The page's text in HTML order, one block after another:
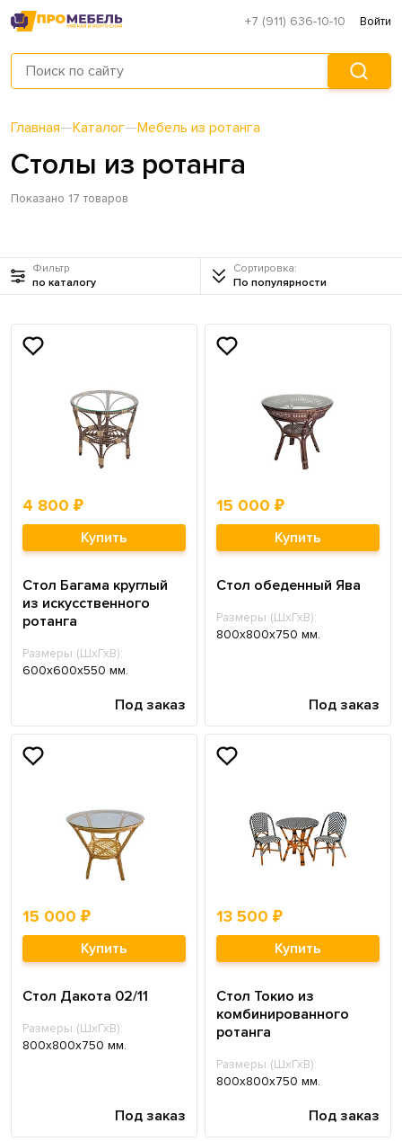
+7 (911) 636-10-10 Войти
Главная—Каталог—Мебель из ротанга
Столы из ротанга
Показано 17 товаров
Фильтр
по каталогу
Сортировка:
По популярности
4 800 ₽
Купить
Стол Багама круглый
из искусственного
ротанга
Размеры (ШхГхВ):
600х600х550 мм.
Под заказ
15 000 ₽
Купить
Стол обеденный Ява
Размеры (ШхГхВ):
800х800х750 мм.
Под заказ
15 000 ₽
Купить
Стол Дакота 02/11
Размеры (ШхГхВ):
800х800х750 мм.
Под заказ
13 500 ₽
Купить
Стол Токио из
комбинированного
ротанга
Размеры (ШхГхВ):
800х800х750 мм.
Под заказ